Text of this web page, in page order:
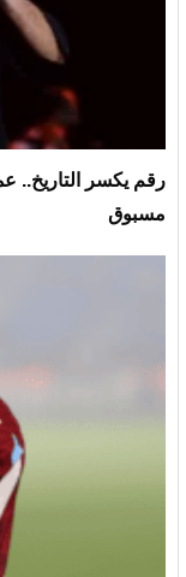
رقم يكسر التاريخ..
مسبوق